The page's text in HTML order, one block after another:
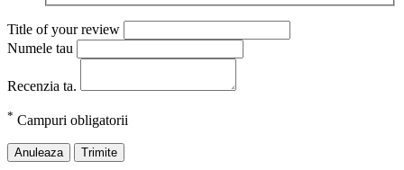
Title of your review
Numele tau
Recenzia ta.
* Campuri obligatorii
Anuleaza Trimite